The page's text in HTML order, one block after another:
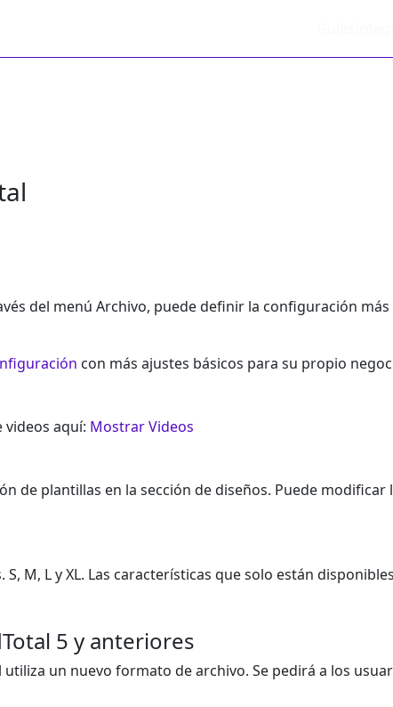
del menú Archivo, puede definir la configuración
con más ajustes básicos para su propio
videos aquí: Mostrar Videos
de plantillas en la sección de diseños. Puede
S, M, L y XL. Las características que solo están
5 y anteriores
un nuevo formato de archivo. Se pedirá a los